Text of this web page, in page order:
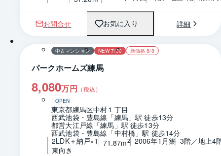
お問合せ お気に入り 詳細
1 / 0 間取り
中古マンション NEW 7/30 新価格 8/8
パークホームズ練馬
8,080万円 （税込）
OPEN
東京都練馬区中村１丁目
西武池袋・豊島線「練馬」駅 徒歩13分
都営大江戸線「練馬」駅 徒歩13分
西武池袋・豊島線「中村橋」駅 徒歩14分
2LDK＋納戸×1
71.87m2 2006年1月築 3階／地上4
東向き